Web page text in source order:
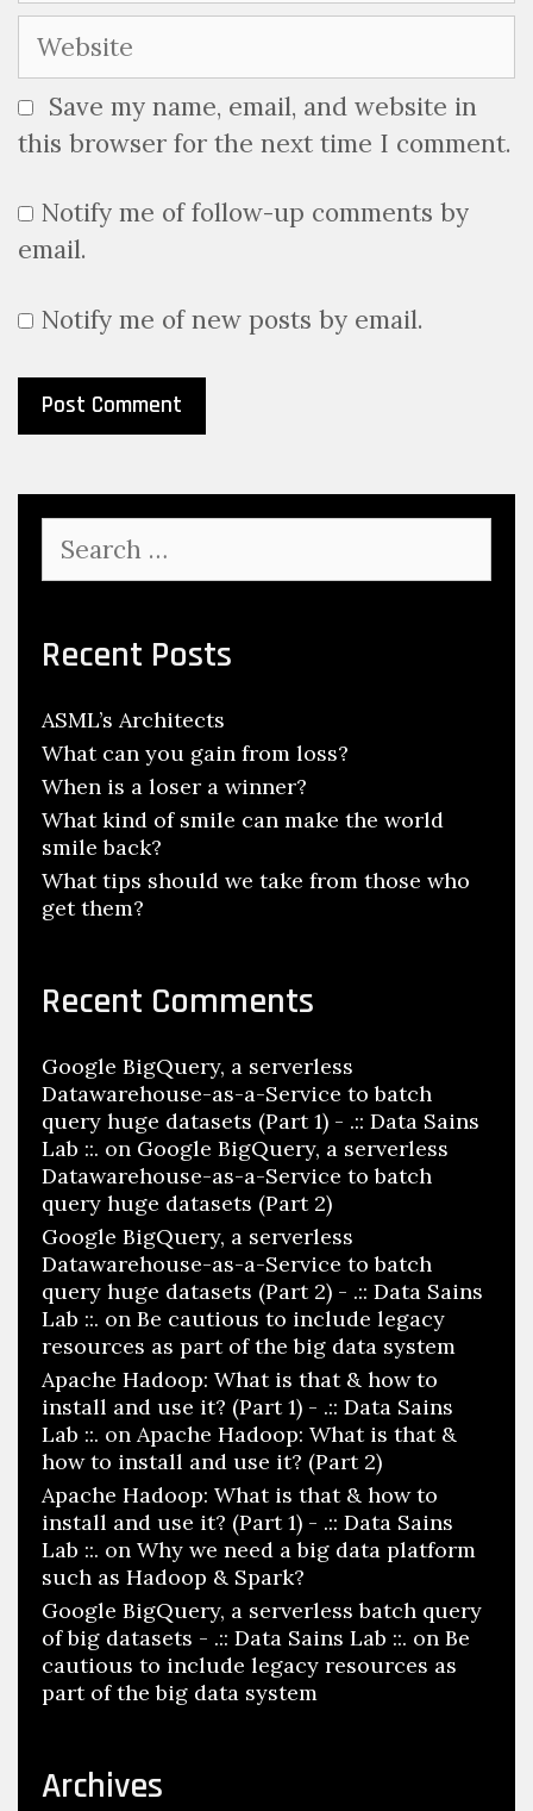
Website
Save my name, email, and website in
this browser for the next time I comment.
Notify me of follow-up comments by
email.
Notify me of new posts by email.
for:
Recent Posts
ASML’s Architects
What can you gain from loss?
When is a loser a winner?
What kind of smile can make the world
smile back?
What tips should we take from those who
get them?
Recent Comments
Google BigQuery, a serverless
Datawarehouse-as-a-Service to batch
query huge datasets (Part 1) - .:: Data Sains
Lab ::. on Google BigQuery, a serverless
Datawarehouse-as-a-Service to batch
query huge datasets (Part 2)
Google BigQuery, a serverless
Datawarehouse-as-a-Service to batch
query huge datasets (Part 2) - .:: Data Sains
Lab ::. on Be cautious to include legacy
resources as part of the big data system
Apache Hadoop: What is that & how to
install and use it? (Part 1) - .:: Data Sains
Lab ::. on Apache Hadoop: What is that &
how to install and use it? (Part 2)
Apache Hadoop: What is that & how to
install and use it? (Part 1) - .:: Data Sains
Lab ::. on Why we need a big data platform
such as Hadoop & Spark?
Google BigQuery, a serverless batch query
of big datasets - .:: Data Sains Lab ::. on Be
cautious to include legacy resources as
part of the big data system
Archives